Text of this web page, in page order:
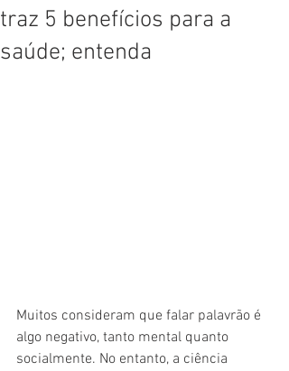
traz 5 benefícios para a
saúde; entenda
Muitos consideram que falar palavrão é
algo negativo, tanto mental quanto
socialmente. No entanto, a ciência